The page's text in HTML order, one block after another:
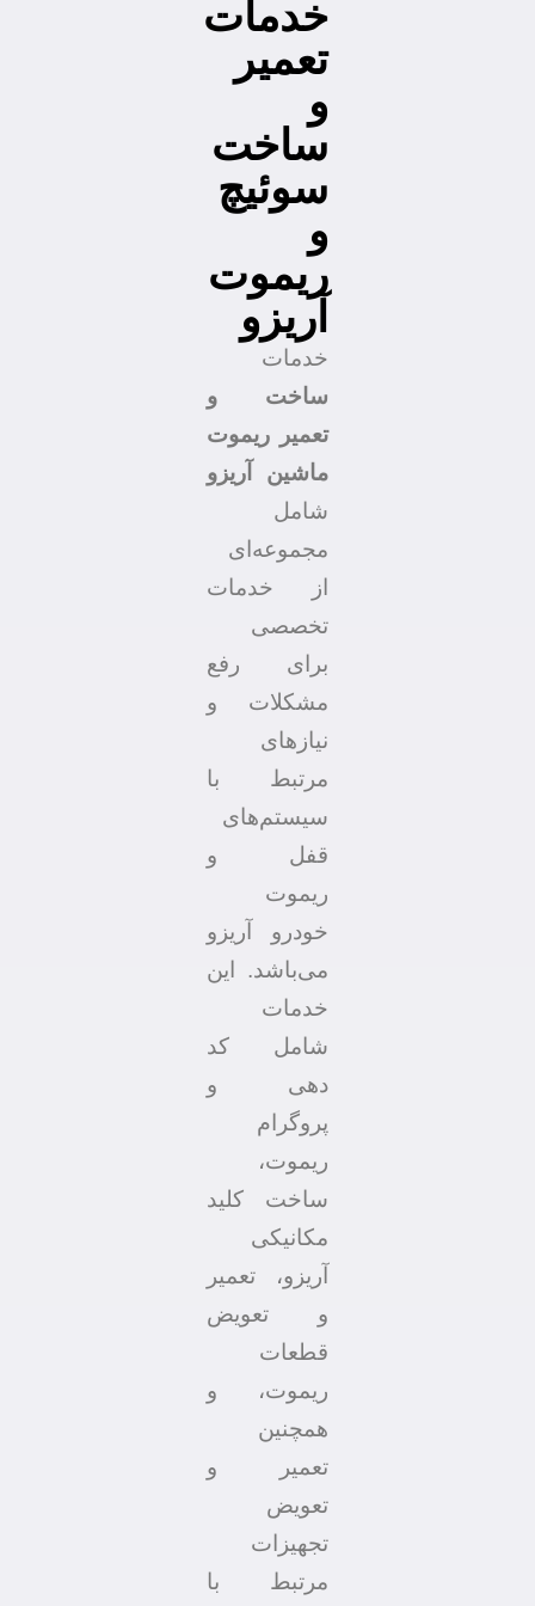
خدمات
تعمیر
و
ساخت
سوئیچ
و
ریموت
آریزو
خدمات
ساخت و
تعمیر ریموت
ماشین آریزو
شامل
مجموعه‌ای
از خدمات
تخصصی
برای رفع
مشکلات و
نیازهای
مرتبط با
سیستم‌های
قفل و
ریموت
خودرو آریزو
می‌باشد. این
خدمات
شامل کد
دهی و
پروگرام
ریموت،
ساخت کلید
مکانیکی
آریزو، تعمیر
و تعویض
قطعات
ریموت، و
همچنین
تعمیر و
تعویض
تجهیزات
مرتبط با